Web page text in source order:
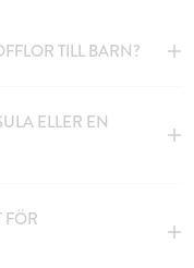
TILL BARN?
ELLER EN
FÖR